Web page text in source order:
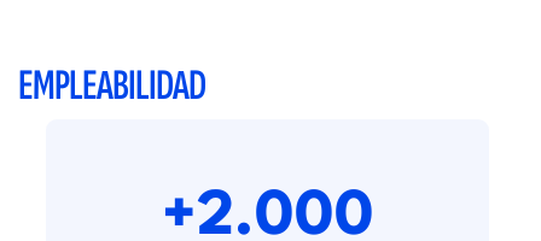
EMPLEABILIDAD
+2.000